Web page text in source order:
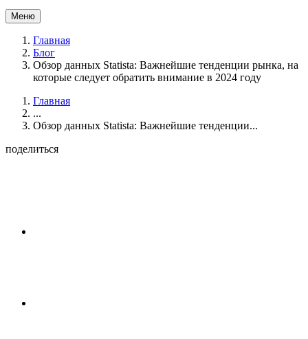
Меню
Главная
Блог
Обзор данных Statista: Важнейшие тенденции рынка, на
которые следует обратить внимание в 2024 году
Главная
...
Обзор данных Statista: Важнейшие тенденции...
поделиться